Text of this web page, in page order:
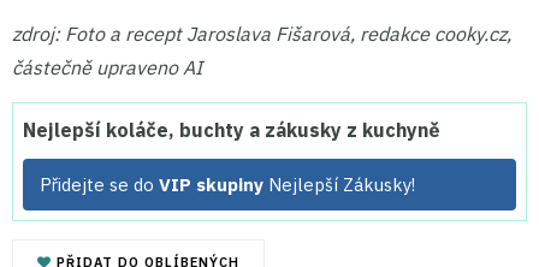
zdroj: Foto a recept Jaroslava Fišarová, redakce cooky.cz,
částečně upraveno AI
Nejlepší koláče, buchty a zákusky z kuchyně
Přidejte se do VIP skupiny Nejlepší Zákusky!
PŘIDAT DO OBLÍBENÝCH